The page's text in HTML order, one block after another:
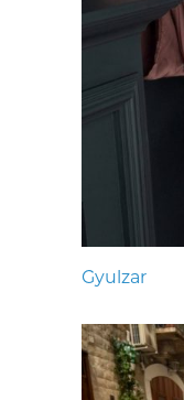
Gyulzar